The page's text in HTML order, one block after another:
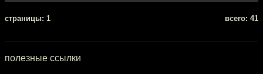
cтраницы: 1 всего: 41
полезные ссылки